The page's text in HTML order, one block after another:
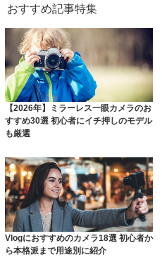
おすすめ記事特集
【2026年】ミラーレス一眼カメラのお
すすめ30選 初心者にイチ押しのモデル
も厳選
Vlogにおすすめのカメラ18選 初心者か
ら本格派まで用途別に紹介